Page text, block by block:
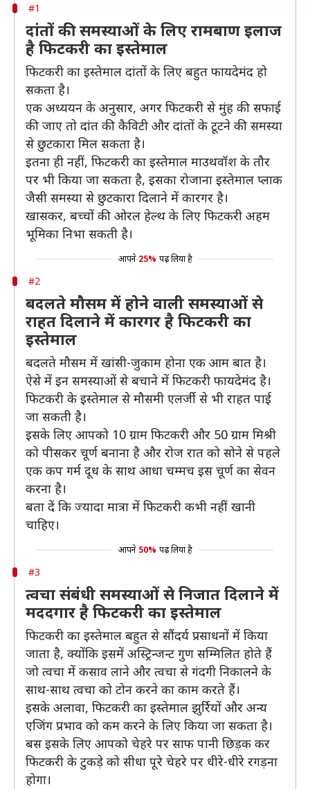
#1
दांतों की समस्याओं के लिए रामबाण इलाज
है फिटकरी का इस्तेमाल
फिटकरी का इस्तेमाल दांतों के लिए बहुत फायदेमंद हो
सकता है।
एक अध्ययन के अनुसार, अगर फिटकरी से मुंह की सफाई
की जाए तो दांत की कैविटी और दांतों के टूटने की समस्या
से छुटकारा मिल सकता है।
इतना ही नहीं, फिटकरी का इस्तेमाल माउथवॉश के तौर
पर भी किया जा सकता है, इसका रोजाना इस्तेमाल प्लाक
जैसी समस्या से छुटकारा दिलाने में कारगर है।
खासकर, बच्चों की ओरल हेल्थ के लिए फिटकरी अहम
भूमिका निभा सकती है।
आपने 25% पढ़ लिया है
#2
बदलते मौसम में होने वाली समस्याओं से
राहत दिलाने में कारगर है फिटकरी का
इस्तेमाल
बदलते मौसम में खांसी-जुकाम होना एक आम बात है।
ऐसे में इन समस्याओं से बचाने में फिटकरी फायदेमंद है।
फिटकरी के इस्तेमाल से मौसमी एलर्जी से भी राहत पाई
जा सकती है।
इसके लिए आपको 10 ग्राम फिटकरी और 50 ग्राम मिश्री
को पीसकर चूर्ण बनाना है और रोज रात को सोने से पहले
एक कप गर्म दूध के साथ आधा चम्मच इस चूर्ण का सेवन
करना है।
बता दें कि ज्यादा मात्रा में फिटकरी कभी नहीं खानी
चाहिए।
आपने 50% पढ़ लिया है
#3
त्वचा संबंधी समस्याओं से निजात दिलाने में
मददगार है फिटकरी का इस्तेमाल
फिटकरी का इस्तेमाल बहुत से सौंदर्य प्रसाधनों में किया
जाता है, क्योंकि इसमें अस्ट्रिन्जन्ट गुण सम्मिलित होते हैं
जो त्वचा में कसाव लाने और त्वचा से गंदगी निकालने के
साथ-साथ त्वचा को टोन करने का काम करते हैं।
इसके अलावा, फिटकरी का इस्तेमाल झुर्रियों और अन्य
एजिंग प्रभाव को कम करने के लिए किया जा सकता है।
बस इसके लिए आपको चेहरे पर साफ पानी छिड़क कर
फिटकरी के टुकड़े को सीधा पूरे चेहरे पर धीरे-धीरे रगड़ना
होगा।